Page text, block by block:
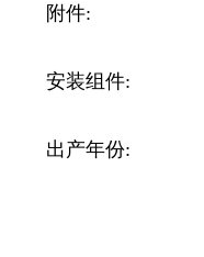
附件:
安装组件:
出产年份: